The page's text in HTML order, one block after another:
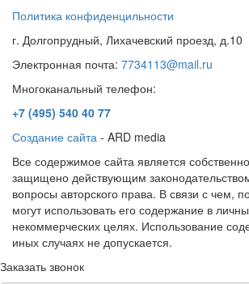
Политика конфиденцильности
г. Долгопрудный, Лихачевский проезд, д.10
Электронная почта: 7734113@mail.ru
Многоканальный телефон:
+7 (495) 540 40 77
Создание сайта - ARD media
Все содержимое сайта является
защищено действующим
вопросы авторского права. В связи с чем,
могут использовать его содержание в
некоммерческих целях. Использование
иных случаях не допускается.
Заказать звонок